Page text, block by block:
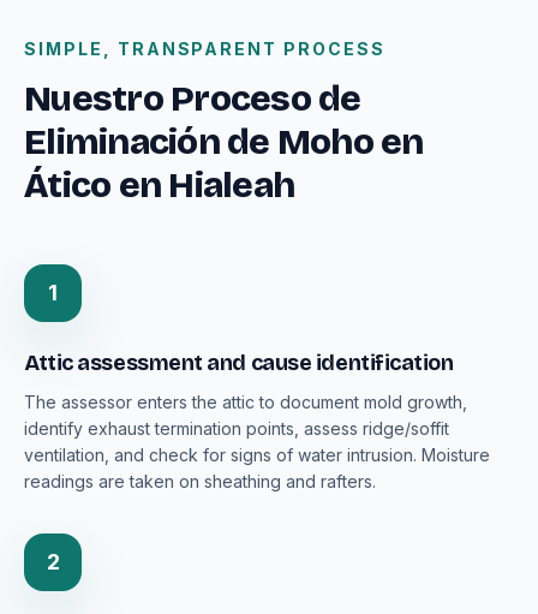
SIMPLE, TRANSPARENT PROCESS
Nuestro Proceso de
Eliminación de Moho en
Ático en Hialeah
1
Attic assessment and cause identification
The assessor enters the attic to document mold growth,
identify exhaust termination points, assess ridge/soffit
ventilation, and check for signs of water intrusion. Moisture
readings are taken on sheathing and rafters.
2